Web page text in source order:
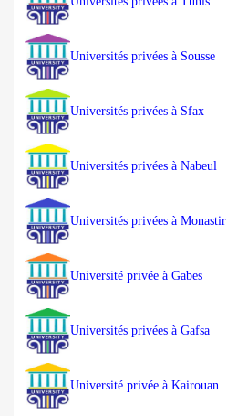
Universités privées à Sousse
Universités privées à Sfax
Universités privées à Nabeul
Universités privées à Monastir
Université privée à Gabes
Universités privées à Gafsa
Université privée à Kairouan